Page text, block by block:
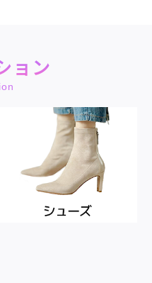
ョン